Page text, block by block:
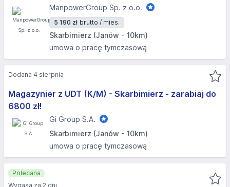
ManpowerGroup Sp. z o.o.
5 190 zł brutto / mies.
Skarbimierz (Janów - 10km)
umowa o pracę tymczasową
Magazynier z UDT (K/M) - Skarbimierz - zarabiaj do
6800 zł!
Gi Group S.A.
Skarbimierz (Janów - 10km)
umowa o pracę tymczasową
Dodana 4 sierpnia
Polecana
Wygasa za 2 dni